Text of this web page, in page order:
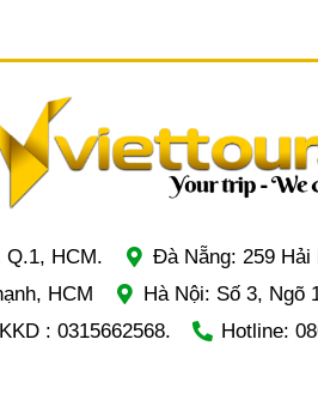
HCM.
Đà Nẵng: 259 Hải
HCM
Hà Nội: Số 3, Ngõ
: 0315662568.
Hotline: